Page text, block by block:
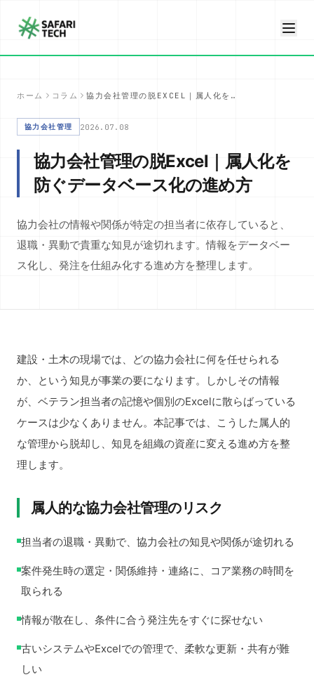
ホーム コラム 協力会社管理の脱EXCEL｜属人化を防ぐデータベース化の進め方
協力会社管理 2026.07.08
協力会社管理の脱Excel｜属人化を
防ぐデータベース化の進め方
協力会社の情報や関係が特定の担当者に依存していると、
退職・異動で貴重な知見が途切れます。情報をデータベー
ス化し、発注を仕組み化する進め方を整理します。
建設・土木の現場では、どの協力会社に何を任せられる
か、という知見が事業の要になります。しかしその情報
が、ベテラン担当者の記憶や個別のExcelに散らばっている
ケースは少なくありません。本記事では、こうした属人的
な管理から脱却し、知見を組織の資産に変える進め方を整
理します。
属人的な協力会社管理のリスク
担当者の退職・異動で、協力会社の知見や関係が途切れる
案件発生時の選定・関係維持・連絡に、コア業務の時間を
取られる
情報が散在し、条件に合う発注先をすぐに探せない
古いシステムやExcelでの管理で、柔軟な更新・共有が難
しい